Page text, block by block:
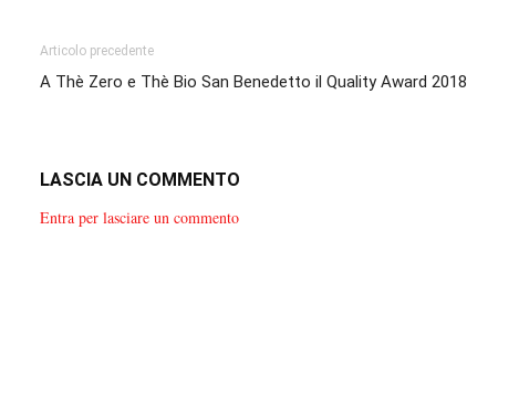
Articolo precedente
A Thè Zero e Thè Bio San Benedetto il Quality Award 2018
LASCIA UN COMMENTO
Entra per lasciare un commento